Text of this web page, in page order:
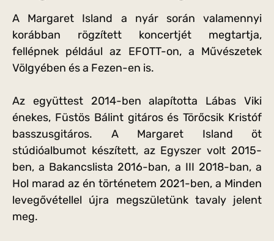
A Margaret Island a nyár során valamennyi
korábban rögzített koncertjét megtartja,
fellépnek például az EFOTT-on, a Művészetek
Völgyében és a Fezen-en is.
Az együttest 2014-ben alapította Lábas Viki
énekes, Füstös Bálint gitáros és Törőcsik Kristóf
basszusgitáros. A Margaret Island öt
stúdióalbumot készített, az Egyszer volt 2015-
ben, a Bakancslista 2016-ban, a III 2018-ban, a
Hol marad az én történetem 2021-ben, a Minden
levegővétellel újra megszületünk tavaly jelent
meg.